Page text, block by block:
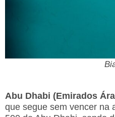
Abu Dhabi (Emirados
que segue sem vencer na